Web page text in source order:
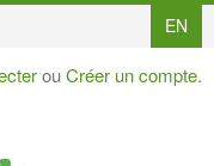
EN
ouCréer un compte.